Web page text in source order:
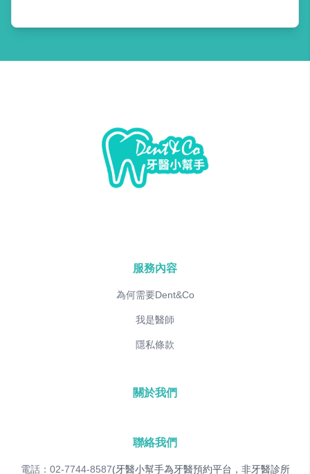
服務內容
為何需要Dent&Co
我是醫師
隱私條款
關於我們
聯絡我們
電話：02-7744-8587(牙醫小幫手為牙醫預約平台，非牙醫診所